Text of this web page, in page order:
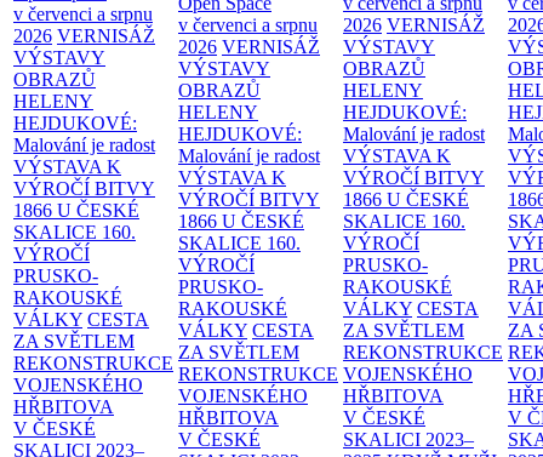
v červenci a srpnu
2026 VERNISÁŽ
VÝSTAVY
OBRAZŮ
HELENY
HEJDUKOVÉ:
Malování je radost
VÝSTAVA K
VÝROČÍ BITVY
1866 U ČESKÉ
SKALICE 160.
VÝROČÍ
PRUSKO-
RAKOUSKÉ
VÁLKY CESTA
ZA SVĚTLEM
REKONSTRUKCE
VOJENSKÉHO
HŘBITOVA
V ČESKÉ
SKALICI 2023–
v červenci a srpnu
2026 VERNISÁŽ
VÝSTAVY
OBRAZŮ
HELENY
HEJDUKOVÉ:
Malování je radost
VÝSTAVA K
VÝROČÍ BITVY
1866 U ČESKÉ
SKALICE 160.
VÝROČÍ
PRUSKO-
RAKOUSKÉ
VÁLKY CESTA
ZA SVĚTLEM
REKONSTRUKCE
VOJENSKÉHO
HŘBITOVA
V ČESKÉ
2026 VERNISÁŽ
VÝSTAVY
OBRAZŮ
HELENY
HEJDUKOVÉ:
Malování je radost
VÝSTAVA K
VÝROČÍ BITVY
1866 U ČESKÉ
SKALICE 160.
VÝROČÍ
PRUSKO-
RAKOUSKÉ
VÁLKY CESTA
ZA SVĚTLEM
REKONSTRUKCE
VOJENSKÉHO
HŘBITOVA
V ČESKÉ
SKALICI 2023–
ZA
V